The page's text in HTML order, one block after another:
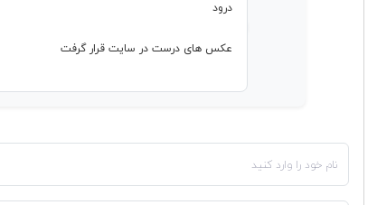
درود
عکس های درست در سایت قرار گرفت